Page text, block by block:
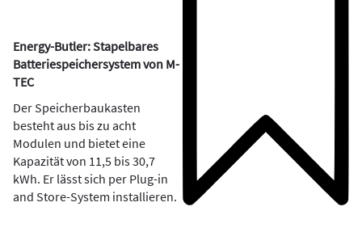
Energy-Butler: Stapelbares
Batteriespeichersystem von M-
TEC
Der Speicherbaukasten
besteht aus bis zu acht
Modulen und bietet eine
Kapazität von 11,5 bis 30,7
kWh. Er lässt sich per Plug-in
and Store-System installieren.